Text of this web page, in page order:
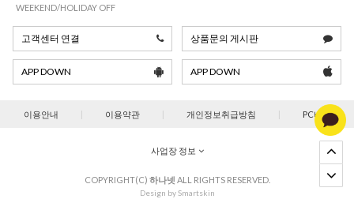
WEEKEND/HOLIDAY OFF
고객센터 연결 상품문의 게시판
APP DOWN APP DOWN
이용안내 | 이용약관 | 개인정보취급방침 | PC버젼
사업장 정보
COPYRIGHT(C) 하나넷 ALL RIGHTS RESERVED.